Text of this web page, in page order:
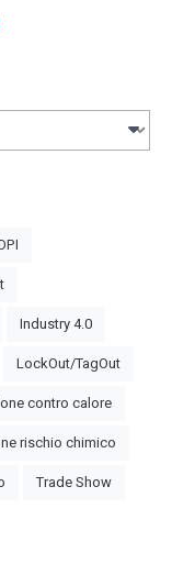
Industry 4.0
LockOut/TagOut
contro calore
rischio chimico
Trade Show